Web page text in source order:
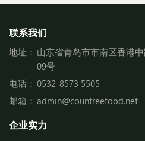
联系我们
地址： 山东省青岛市市南区香港
09号
电话： 0532-8573 5505
邮箱： admin@countreefood.net
企业实力